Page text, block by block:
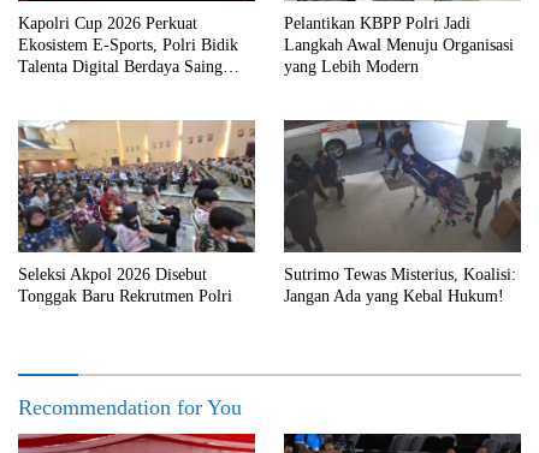
Kapolri Cup 2026 Perkuat
Ekosistem E-Sports, Polri Bidik
Talenta Digital Berdaya Saing
Pelantikan KBPP Polri Jadi
Langkah Awal Menuju Organisasi
yang Lebih Modern
Seleksi Akpol 2026 Disebut
Tonggak Baru Rekrutmen Polri
Sutrimo Tewas Misterius, Koalisi:
Jangan Ada yang Kebal Hukum!
Recommendation for You